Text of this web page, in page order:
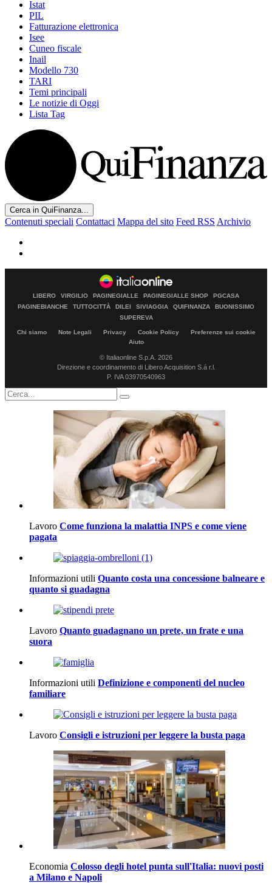
Istat
PIL
Fatturazione elettronica
Isee
Cuneo fiscale
Inail
Modello 730
TARI
Temi principali
Le notizie di Oggi
Lista Tag
Cerca in QuiFinanza...
Contenuti speciali Contattaci Mappa del sito Feed RSS Archivio
LIBERO VIRGILIO PAGINEGIALLE PAGINEGIALLE SHOP
PGCASA
PAGINEBIANCHE
TUTTOCITTÀ DILEI SIVIAGGIA QUIFINANZA
BUONISSIMO
SUPEREVA
Chi siamo Note Legali Privacy Cookie Policy
Preferenze sui cookie
Aiuto
© Italiaonline S.p.A. 2026
Direzione e coordinamento di Libero Acquisition S.á r.l.
P. IVA 03970540963
Lavoro Come funziona la malattia INPS e come viene
pagata
Informazioni utili Quanto costa una concessione balneare e
quanto si guadagna
Lavoro Quanto guadagnano un prete, un frate e una
suora
Informazioni utili Definizione e componenti del nucleo
familiare
Lavoro Consigli e istruzioni per leggere la busta paga
Economia Colosso degli hotel punta sull'Italia: nuovi posti
a Milano e Napoli